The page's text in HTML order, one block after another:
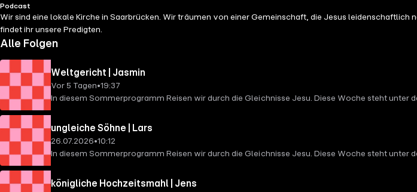
Podcast
Wir sind eine lokale Kirche in Saarbrücken. Wir träumen von einer Gemeinschaft, die Jesus
findet ihr unsere Predigten.
Alle Folgen
Weltgericht | Jasmin
Vor 5 Tagen•19:37
In diesem Sommerprogramm Reisen wir durch die Gleichnisse Jesu. Diese Woche steht unter
ungleiche Söhne | Lars
26.07.2026•10:12
In diesem Sommerprogramm Reisen wir durch die Gleichnisse Jesu. Diese Woche steht unter
königliche Hochzeitsmahl | Jens